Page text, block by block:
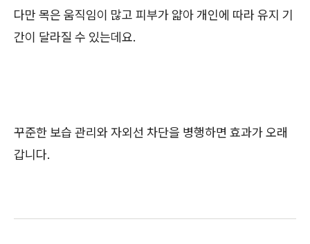
다만 목은 움직임이 많고 피부가 얇아 개인에 따라 유지 기
간이 달라질 수 있는데요.
꾸준한 보습 관리와 자외선 차단을 병행하면 효과가 오래
갑니다.